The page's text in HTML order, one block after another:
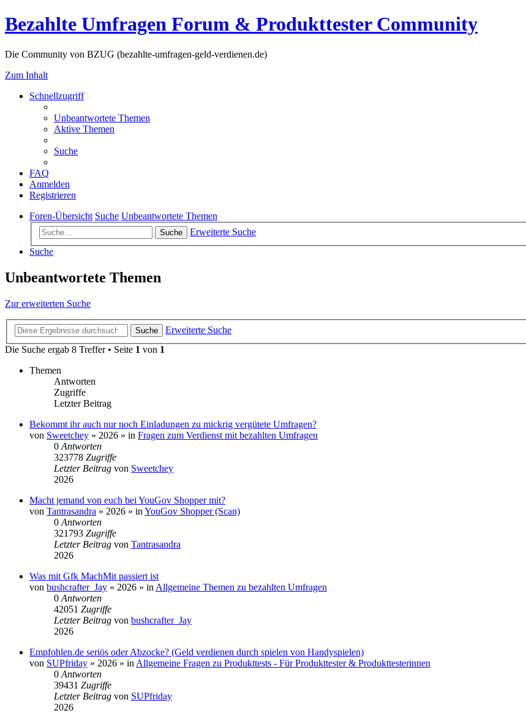
Bezahlte Umfragen Forum & Produkttester Community
Die Community von BZUG (bezahlte-umfragen-geld-verdienen.de)
Zum Inhalt
Schnellzugriff
Unbeantwortete Themen
Aktive Themen
Suche
FAQ
Anmelden
Registrieren
Foren-Übersicht Suche Unbeantwortete Themen
Suche
Erweiterte Suche
Suche
Unbeantwortete Themen
Zur erweiterten Suche
Suche
Erweiterte Suche
Die Suche ergab 8 Treffer • Seite 1 von 1
Themen
Antworten
Zugriffe
Letzter Beitrag
Bekommt ihr auch nur noch Einladungen zu mickrig vergütete Umfragen?
von Sweetchey » 2026 » in Fragen zum Verdienst mit bezahlten Umfragen
0 Antworten
323778 Zugriffe
Letzter Beitrag von Sweetchey
2026
Macht jemand von euch bei YouGov Shopper mit?
von Tantrasandra » 2026 » in YouGov Shopper (Scan)
0 Antworten
321793 Zugriffe
Letzter Beitrag von Tantrasandra
2026
Was mit Gfk MachMit passiert ist
von bushcrafter_Jay » 2026 » in Allgemeine Themen zu bezahlten Umfragen
0 Antworten
42051 Zugriffe
Letzter Beitrag von bushcrafter_Jay
2026
Empfohlen.de seriös oder Abzocke? (Geld verdienen durch spielen von Handyspielen)
von SUPfriday » 2026 » in Allgemeine Fragen zu Produkttests - Für Produkttester & Produkttesterinnen
0 Antworten
39431 Zugriffe
Letzter Beitrag von SUPfriday
2026